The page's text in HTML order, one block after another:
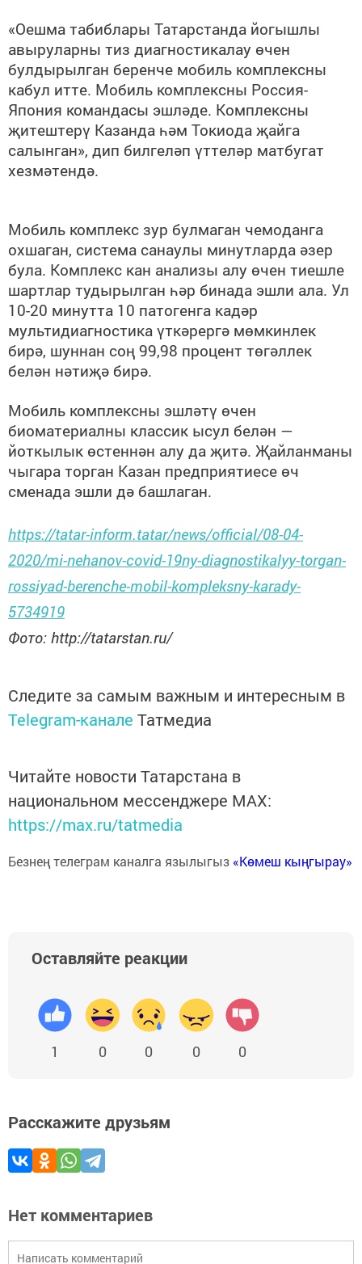
«Оешма табиблары Татарстанда йогышлы
авыруларны тиз диагностикалау өчен
булдырылган беренче мобиль комплексны
кабул итте. Мобиль комплексны Россия-
Япония командасы эшләде. Комплексны
җитештерү Казанда һәм Токиода җайга
салынган», дип билгеләп үттеләр матбугат
хезмәтендә.
Мобиль комплекс зур булмаган чемоданга
охшаган, система санаулы минутларда әзер
була. Комплекс кан анализы алу өчен тиешле
шартлар тудырылган һәр бинада эшли ала. Ул
10-20 минутта 10 патогенга кадәр
мультидиагностика үткәрергә мөмкинлек
бирә, шуннан соң 99,98 процент төгәллек
белән нәтиҗә бирә.
Мобиль комплексны эшләтү өчен
биоматериалны классик ысул белән —
йоткылык өстеннән алу да җитә. Җайланманы
чыгара торган Казан предприятиесе өч
сменада эшли дә башлаган.
https://tatar-inform.tatar/news/official/08-04-
2020/mi-nehanov-covid-19ny-diagnostikalyy-torgan-
rossiyad-berenche-mobil-kompleksny-karady-
5734919
Фото: http://tatarstan.ru/
Следите за самым важным и интересным в
Telegram-канале Татмедиа
Читайте новости Татарстана в
национальном мессенджере MАХ:
https://max.ru/tatmedia
Безнең телеграм каналга язылыгыз «Көмеш кыңгырау»
Оставляйте реакции
1 0 0 0 0
Расскажите друзьям
Нет комментариев